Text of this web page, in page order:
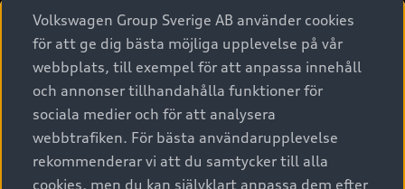
A6 modellerna
SUV
Avant
Audi Sport
Privatleasing
Nya bilar i lager
Begagnade bilar i lager
Audi approved :plus - så gott som nya
Finansiering
Service & tillbehör
Audi digital services
Originaltillbehör - köp online
Garantier
Försäkring
Tjänstebil
Tjänstebil
Business lease online
Företagsleasing
Om Audi Sverige
Kontakta oss
Volkswagen Group Sverige AB använder cookies
för att ge dig bästa möjliga upplevelse på vår
webbplats, till exempel för att anpassa innehåll
och annonser tillhandahålla funktioner för
sociala medier och för att analysera
webbtrafiken. För bästa användarupplevelse
rekommenderar vi att du samtycker till alla
cookies, men du kan självklart anpassa dem efter